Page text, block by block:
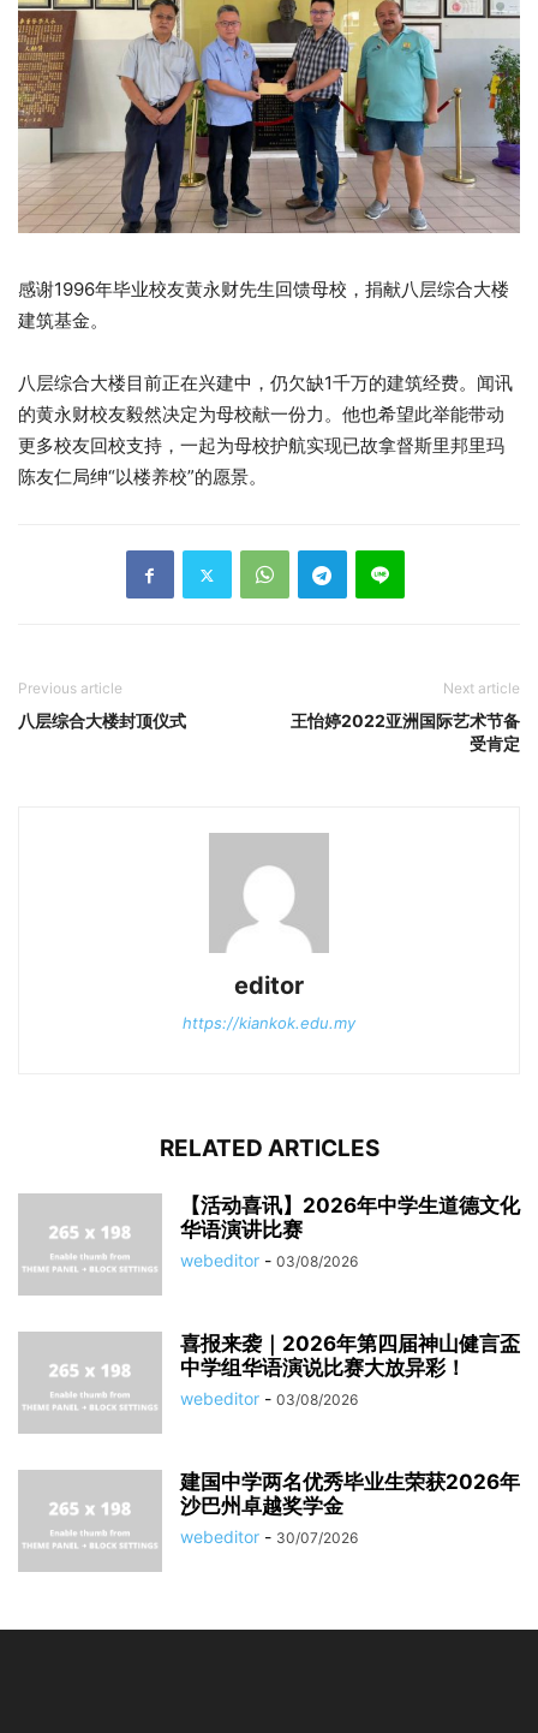
感谢1996年毕业校友黄永财先生回馈母校，捐献八层综合大楼
建筑基金。
八层综合大楼目前正在兴建中，仍欠缺1千万的建筑经费。闻讯
的黄永财校友毅然决定为母校献一份力。他也希望此举能带动
更多校友回校支持，一起为母校护航实现已故拿督斯里邦里玛
陈友仁局绅“以楼养校”的愿景。
Previous article
八层综合大楼封顶仪式
Next article
王怡婷2022亚洲国际艺术节备
受肯定
editor
https://kiankok.edu.my
RELATED ARTICLES
【活动喜讯】2026年中学生道德文化
华语演讲比赛
webeditor - 03/08/2026
喜报来袭｜2026年第四届神山健言盃
中学组华语演说比赛大放异彩！
webeditor - 03/08/2026
建国中学两名优秀毕业生荣获2026年
沙巴州卓越奖学金
webeditor - 30/07/2026